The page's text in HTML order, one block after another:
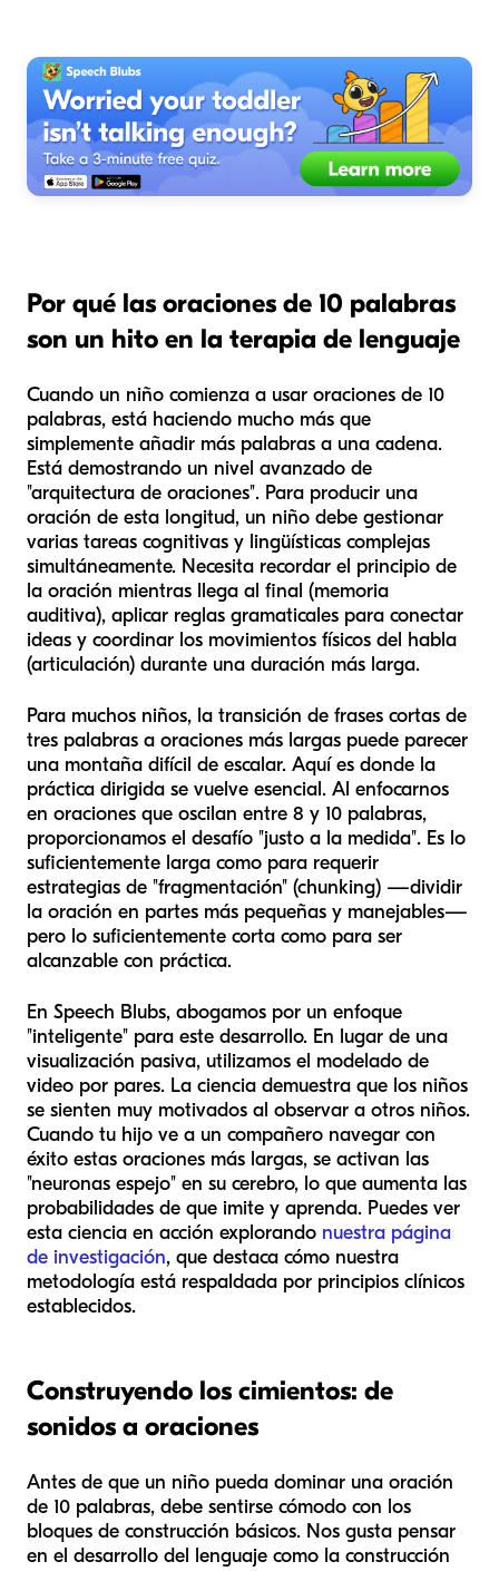
Por qué las oraciones de 10 palabras
son un hito en la terapia de lenguaje
Cuando un niño comienza a usar oraciones de 10
palabras, está haciendo mucho más que
simplemente añadir más palabras a una cadena.
Está demostrando un nivel avanzado de
"arquitectura de oraciones". Para producir una
oración de esta longitud, un niño debe gestionar
varias tareas cognitivas y lingüísticas complejas
simultáneamente. Necesita recordar el principio de
la oración mientras llega al final (memoria
auditiva), aplicar reglas gramaticales para conectar
ideas y coordinar los movimientos físicos del habla
(articulación) durante una duración más larga.
Para muchos niños, la transición de frases cortas de
tres palabras a oraciones más largas puede parecer
una montaña difícil de escalar. Aquí es donde la
práctica dirigida se vuelve esencial. Al enfocarnos
en oraciones que oscilan entre 8 y 10 palabras,
proporcionamos el desafío "justo a la medida". Es lo
suficientemente larga como para requerir
estrategias de "fragmentación" (chunking) —dividir
la oración en partes más pequeñas y manejables—
pero lo suficientemente corta como para ser
alcanzable con práctica.
En Speech Blubs, abogamos por un enfoque
"inteligente" para este desarrollo. En lugar de una
visualización pasiva, utilizamos el modelado de
video por pares. La ciencia demuestra que los niños
se sienten muy motivados al observar a otros niños.
Cuando tu hijo ve a un compañero navegar con
éxito estas oraciones más largas, se activan las
"neuronas espejo" en su cerebro, lo que aumenta las
probabilidades de que imite y aprenda. Puedes ver
esta ciencia en acción explorando nuestra página
de investigación, que destaca cómo nuestra
metodología está respaldada por principios clínicos
establecidos.
Construyendo los cimientos: de
sonidos a oraciones
Antes de que un niño pueda dominar una oración
de 10 palabras, debe sentirse cómodo con los
bloques de construcción básicos. Nos gusta pensar
en el desarrollo del lenguaje como la construcción